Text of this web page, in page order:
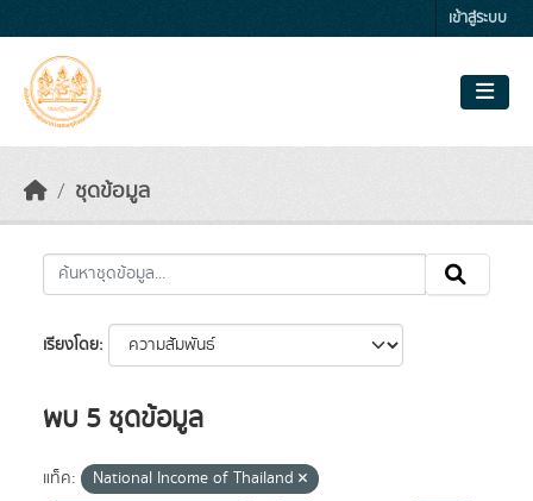
เข้าสู่ระบบ
ชุดข้อมูล
เรียงโดย
พบ 5 ชุดข้อมูล
แท็ค:
National Income of Thailand